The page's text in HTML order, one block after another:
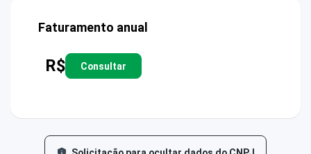
Faturamento anual
R$ Consultar